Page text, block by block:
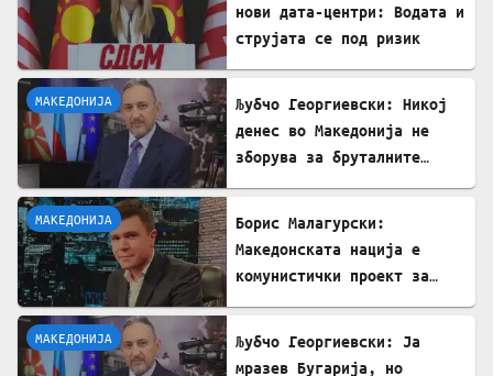
нови дата-центри: Водата и
струјата се под ризик
МАКЕДОНИЈА
Љубчо Георгиевски: Никој
денес во Македонија не
зборува за бруталните
МАКЕДОНИЈА
Борис Малагурски:
Македонската нација е
комунистички проект за
МАКЕДОНИЈА
Љубчо Георгиевски: Ја
мразев Бугарија, но